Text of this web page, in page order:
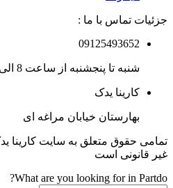
جزئیات تماس با ما :
09125493652
شنبه تا پنجشنبه از ساعت 8 الی 18
کارینا یدک
بهارستان خیابان مراغه ای
تمامی حقوق متعلق به سایت کارینا
غیر قانونی است
What are you looking for in Partdo?